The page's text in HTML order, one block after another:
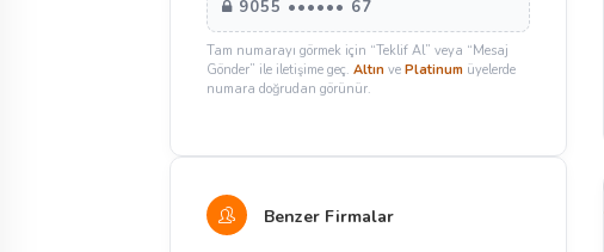
9055 •••••• 67
Tam numarayı görmek için “Teklif Al” veya “Mesaj
Gönder” ile iletişime geç. Altın ve Platinum üyelerde
numara doğrudan görünür.
Benzer Firmalar